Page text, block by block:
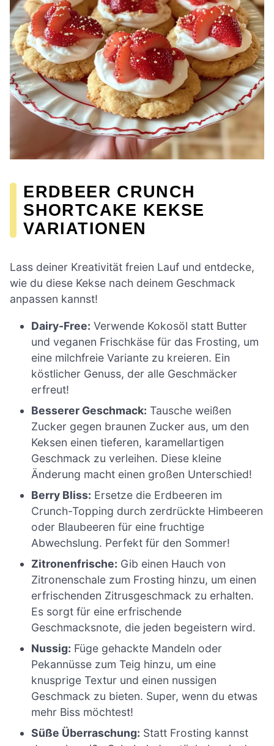
ERDBEER CRUNCH
SHORTCAKE KEKSE
VARIATIONEN
Lass deiner Kreativität freien Lauf und entdecke,
wie du diese Kekse nach deinem Geschmack
anpassen kannst!
Dairy-Free: Verwende Kokosöl statt Butter
und veganen Frischkäse für das Frosting, um
eine milchfreie Variante zu kreieren. Ein
köstlicher Genuss, der alle Geschmäcker
erfreut!
Besserer Geschmack: Tausche weißen
Zucker gegen braunen Zucker aus, um den
Keksen einen tieferen, karamellartigen
Geschmack zu verleihen. Diese kleine
Änderung macht einen großen Unterschied!
Berry Bliss: Ersetze die Erdbeeren im
Crunch-Topping durch zerdrückte Himbeeren
oder Blaubeeren für eine fruchtige
Abwechslung. Perfekt für den Sommer!
Zitronenfrische: Gib einen Hauch von
Zitronenschale zum Frosting hinzu, um einen
erfrischenden Zitrusgeschmack zu erhalten.
Es sorgt für eine erfrischende
Geschmacksnote, die jeden begeistern wird.
Nussig: Füge gehackte Mandeln oder
Pekannüsse zum Teig hinzu, um eine
knusprige Textur und einen nussigen
Geschmack zu bieten. Super, wenn du etwas
mehr Biss möchtest!
Süße Überraschung: Statt Frosting kannst